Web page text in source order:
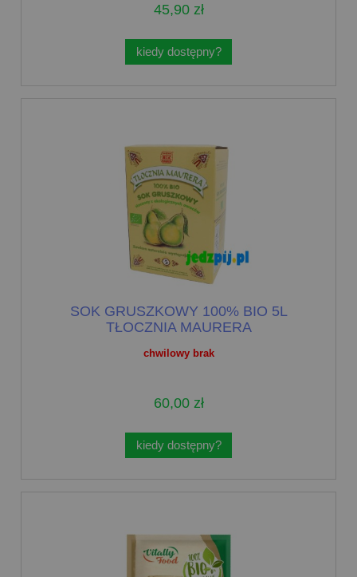
45,90 zł
kiedy dostępny?
chwilowy brak
SOK GRUSZKOWY 100% BIO 5L
TŁOCZNIA MAURERA
60,00 zł
kiedy dostępny?